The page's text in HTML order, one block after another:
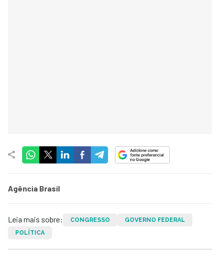
Agência Brasil
Leia mais sobre: CONGRESSO
GOVERNO FEDERAL
POLÍTICA